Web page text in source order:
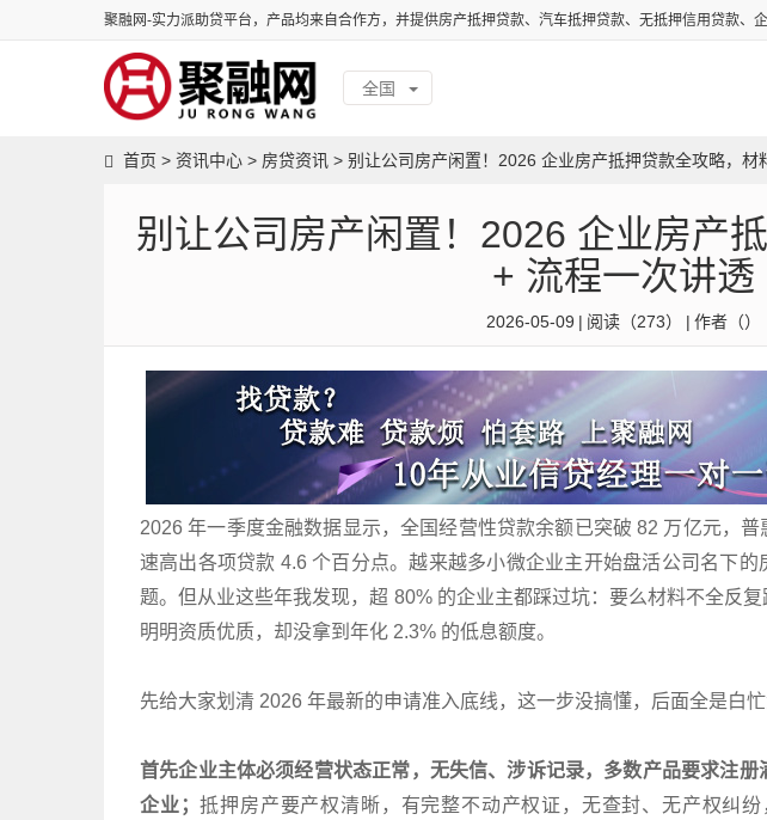
聚融网-实力派助贷平台，产品均来自合作方，并提供房产抵押贷款、汽车抵押贷款、无抵押信用贷款、企
全国
首页 > 资讯中心 > 房贷资讯 > 别让公司房产闲置！2026 企业房产抵押贷款全攻略，材
别让公司房产闲置！2026 企业房产
+ 流程一次讲透
2026-05-09 | 阅读（273） | 作者（）
2026 年一季度金融数据显示，全国经营性贷款余额已突破 82 万亿元，
速高出各项贷款 4.6 个百分点。越来越多小微企业主开始盘活公司名下
题。但从业这些年我发现，超 80% 的企业主都踩过坑：要么材料不全反
明明资质优质，却没拿到年化 2.3% 的低息额度。
先给大家划清 2026 年最新的申请准入底线，这一步没搞懂，后面全是白忙
首先企业主体必须经营状态正常，无失信、涉诉记录，多数产品要求注
企业； 抵押房产要产权清晰，有完整不动产权证，无查封、无产权纠